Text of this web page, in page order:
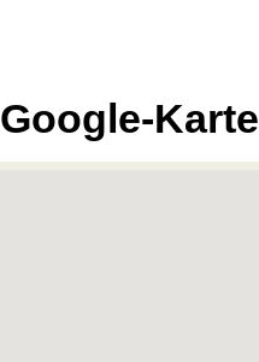
Google-Karte